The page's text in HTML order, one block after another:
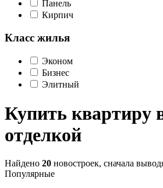
Панель
Кирпич
Класс жилья
Эконом
Бизнес
Элитный
Купить квартиру
отделкой
Найдено 20 новостроек, сначала
Популярные